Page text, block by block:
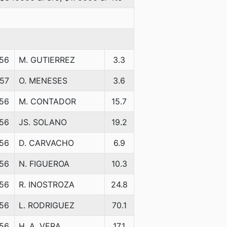
M. GUTIERREZ 3.3
O. MENESES 3.6
M. CONTADOR 15.7
JS. SOLANO 19.2
D. CARVACHO 6.9
N. FIGUEROA 10.3
R. INOSTROZA 24.8
L. RODRIGUEZ 70.1